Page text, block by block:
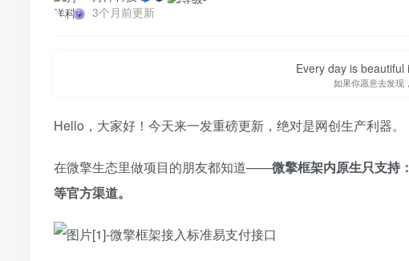
3个月前更新
Every day is
如果你愿意去发现
Hello，大家好！今天来一发重磅更新，绝对是网创生产利器。
在微擎生态里做项目的朋友都知道——微擎框架内原生只支持
等官方渠道。